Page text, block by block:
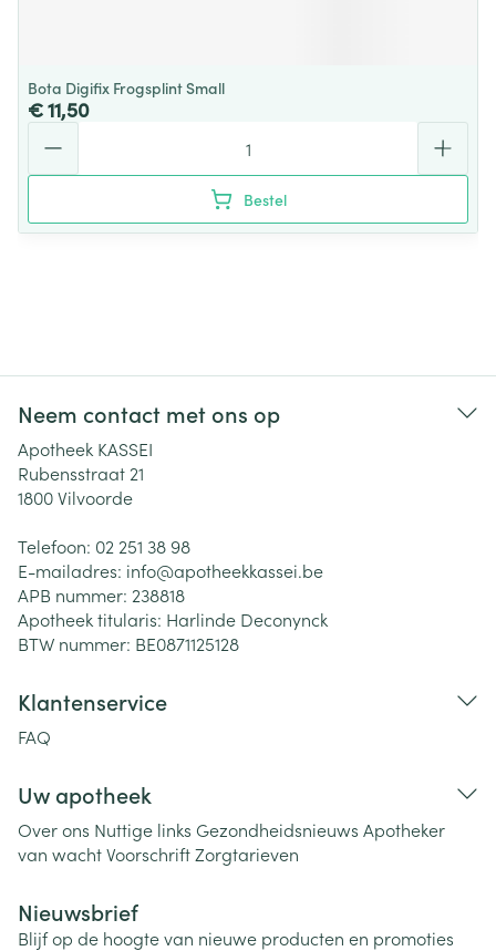
Bota Digifix Frogsplint Small
€ 11,50
Bestel
Neem contact met ons op
Apotheek KASSEI
Rubensstraat 21
1800Vilvoorde
Telefoon: 02 251 38 98
E-mailadres: info@apotheekkassei.be
APB nummer: 238818
Apotheek titularis: Harlinde Deconynck
BTW nummer: BE0871125128
Klantenservice
FAQ
Uw apotheek
Over ons Nuttige links Gezondheidsnieuws Apotheker
van wachtVoorschriftZorgtarieven
Nieuwsbrief
Blijf op de hoogte van nieuwe producten en promoties